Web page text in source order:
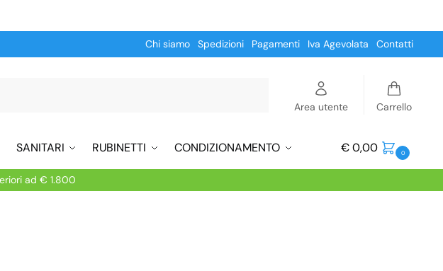
Chi siamo Spedizioni Pagamenti Iva Agevolata Contatti
Area utente Carrello
SANITARI RUBINETTI CONDIZIONAMENTO €0,00 0
ad € 1.800